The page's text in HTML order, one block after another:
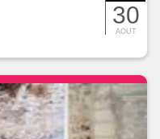
30
AOUT